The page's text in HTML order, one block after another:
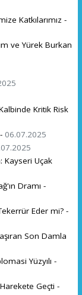
Katkılarımız -
ve Yürek Burkan
Kritik Risk
06.07.2025
Kayseri Uçak
Dramı -
Eder mi? -
Son Damla
Yüzyılı -
Geçti -